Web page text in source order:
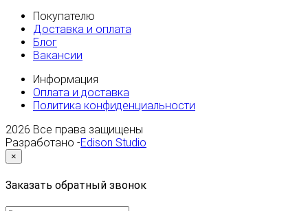
Покупателю
Доставка и оплата
Блог
Вакансии
Информация
Оплата и доставка
Политика конфиденциальности
2026 Все права защищены
Разработано -Edison Studio
×
Заказать обратный звонок